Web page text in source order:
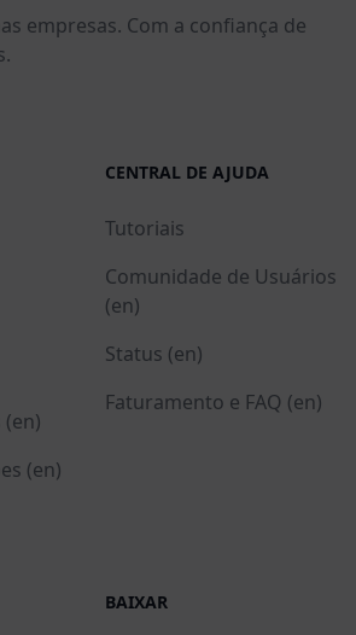
empresas. Com a confiança de
(en)
CENTRAL DE AJUDA
Tutoriais
Comunidade de Usuários
(en)
Status (en)
Faturamento e FAQ (en)
BAIXAR